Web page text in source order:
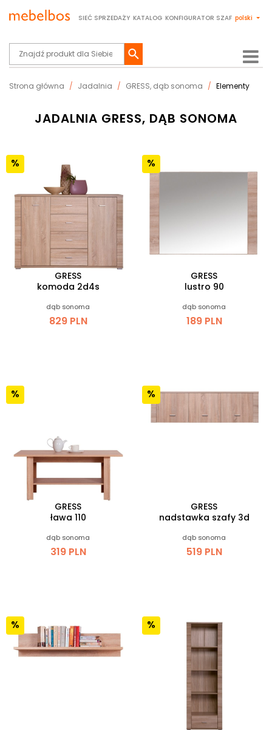
SIEĆ SPRZEDAŻY KATALOG KONFIGURATOR SZAF polski
Strona główna Jadalnia GRESS, dąb sonoma Elementy
JADALNIA GRESS, DĄB SONOMA
GRESS
komoda 2d4s
dąb sonoma
829 PLN
GRESS
lustro 90
dąb sonoma
189 PLN
GRESS
ława 110
dąb sonoma
319 PLN
GRESS
nadstawka szafy 3d
dąb sonoma
519 PLN